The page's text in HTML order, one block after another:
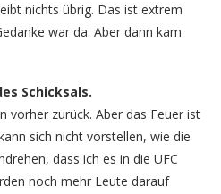
nichts übrig. Das ist extrem
war da. Aber dann kam
Schicksals.
vorher zurück. Aber das Feuer ist
sich nicht vorstellen, wie die
dass ich es in die UFC
noch mehr Leute darauf